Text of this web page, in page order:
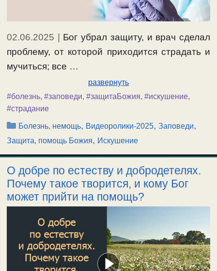
02.06.2025
Бог убрал защиту, и врач сделал
проблему, от которой приходится страдать и
мучиться; все …
развернуть
#болезнь, #заповеди, #защитаБожия, #искушение,
#страдание
Рубрики
Болезнь, немощь, Видеоролики-2025,Заповеди,
Защита, помощь Божия, Искушение
О добре по естеству и добродетелях.
Почему такое творится, и кому Бог
может прийти на помощь?